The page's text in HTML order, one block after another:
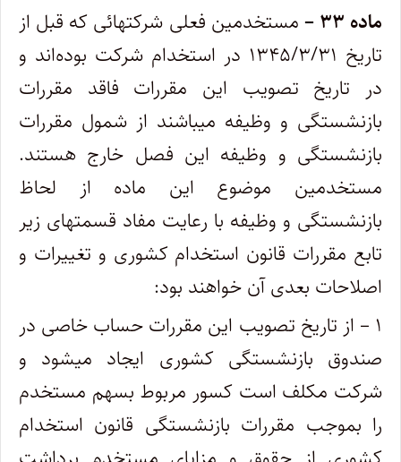
ماده ۳۳ –
مستخدمین فعلی شرکتهائی که قبل از
تاریخ ۱۳۴۵/۳/۳۱ در استخدام شرکت بوده‌اند و
در تاریخ تصویب این مقررات فاقد مقررات‌
بازنشستگی و وظیفه میباشند از شمول مقررات
بازنشستگی و وظیفه این فصل خارج هستند.
‌مستخدمین موضوع این ماده از لحاظ
بازنشستگی و وظیفه با رعایت مفاد قسمتهای زیر
تابع مقررات قانون استخدام کشوری و تغییرات و
اصلاحات‌ بعدی آن خواهند بود:
۱ – از تاریخ تصویب این مقررات حساب خاصی در
صندوق بازنشستگی کشوری ایجاد میشود و
شرکت مکلف است کسور مربوط بسهم ‌مستخدم
را بموجب مقررات بازنشستگی قانون استخدام